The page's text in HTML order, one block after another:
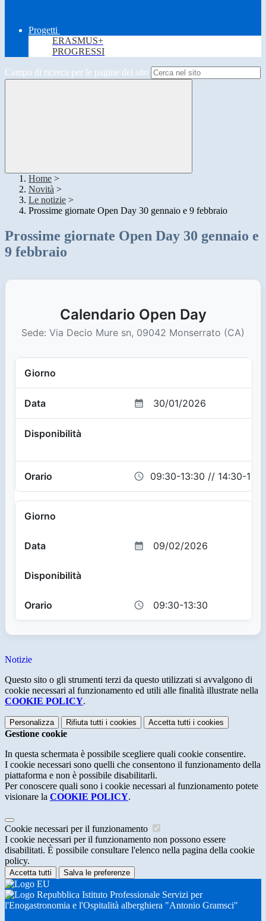
Progetti
ERASMUS+
PROGRESSI
Campo di ricerca per le pagine del sito
Home >
Novità >
Le notizie >
Prossime giornate Open Day 30 gennaio e 9 febbraio
Prossime giornate Open Day 30 gennaio e
9 febbraio
Calendario Open Day
Sede: Via Decio Mure sn, 09042 Monserrato (CA)
30/01/2026
09:30-13:30 // 14:30-
09/02/2026
09:30-13:30
Notizie
Questo sito o gli strumenti terzi da questo utilizzati si avvalgono di
cookie necessari al funzionamento ed utili alle finalità illustrate nella
COOKIE POLICY.
Personalizza Rifiuta tutti i cookies Accetta tutti i cookies
Gestione cookie
In questa schermata è possibile scegliere quali cookie consentire.
I cookie necessari sono quelli che consentono il funzionamento della
piattaforma e non è possibile disabilitarli.
Per conoscere quali sono i cookie necessari al funzionamento potete
visionare la COOKIE POLICY.
Cookie necessari per il funzionamento
I cookie necessari per il funzionamento non possono essere
disabilitati. È possibile consultare l'elenco nella pagina della cookie
policy.
Accetta tutti Salva le preferenze
Istituto Professionale Servizi per
l'Enogastronomia e l'Ospitalità alberghiera "Antonio Gramsci"